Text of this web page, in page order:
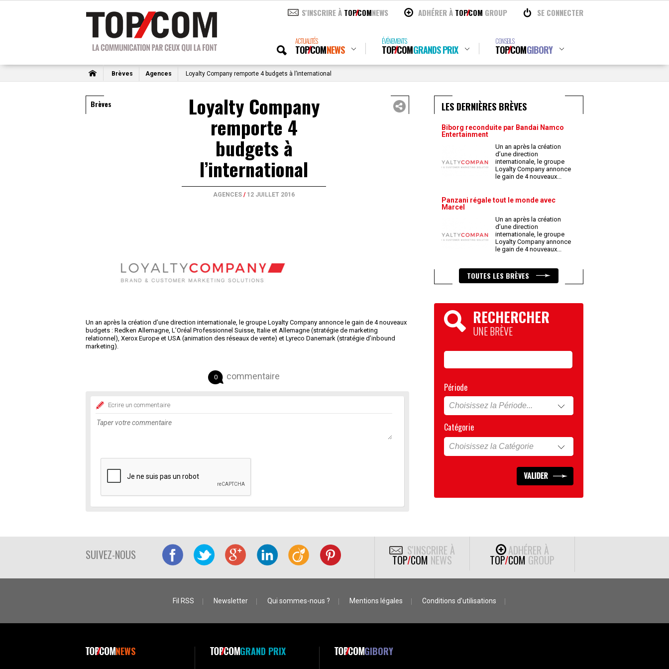
S'INSCRIRE À TOPCOMNEWS ADHÉRER À TOPCOM GROUP SE CONNECTER
ACTUALITÉS
TOPCOMNEWS
ÉVÉNEMENTS
TOPCOMGRANDS PRIX
CONSEILS
TOPCOMGIBORY
Brèves Agences Loyalty Company remporte 4 budgets à l’international
Brèves Loyalty Company
remporte 4
budgets à
l’international
AGENCES / 12 JUILLET 2016
Un an après la création d’une direction internationale, le groupe Loyalty Company annonce le gain de 4 nouveaux
budgets : Redken Allemagne, L’Oréal Professionnel Suisse, Italie et Allemagne (stratégie de marketing
relationnel), Xerox Europe et USA (animation des réseaux de vente) et Lyreco Danemark (stratégie d’inbound
marketing).
0 commentaire
Ecrire un commentaire
LES DERNIÈRES BRÈVES
Biborg reconduite par Bandai Namco
Entertainment
Un an après la création
d’une direction
internationale, le groupe
Loyalty Company annonce
le gain de 4 nouveaux...
Panzani régale tout le monde avec
Marcel
Un an après la création
d’une direction
internationale, le groupe
Loyalty Company annonce
le gain de 4 nouveaux...
TOUTES LES BRÈVES
RECHERCHER
UNE BRÈVE
Période
Catégorie
SUIVEZ-NOUS S'INSCRIRE À
TOP/COM NEWS
ADHÉRER À
TOP/COM GROUP
Fil RSS Newsletter Qui sommes-nous ? Mentions légales Conditions d’utilisations
NEWS GRAND PRIX GIBORY